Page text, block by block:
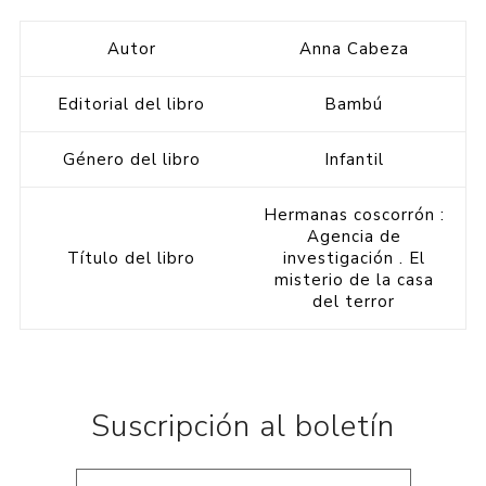
Autor Anna Cabeza
Editorial del libro Bambú
Género del libro Infantil
Título del libro
Hermanas coscorrón :
Agencia de
investigación . El
misterio de la casa
del terror
Suscripción al boletín